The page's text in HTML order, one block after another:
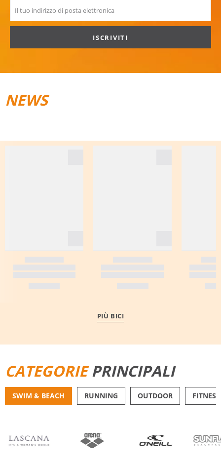
ISCRIVITI
NEWS
PIÙ BICI
CATEGORIEPRINCIPALI
SWIM & BEACH RUNNING OUTDOOR FITNESS